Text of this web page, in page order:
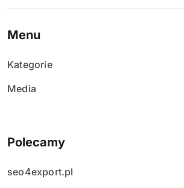
Menu
Kategorie
Media
Polecamy
seo4export.pl